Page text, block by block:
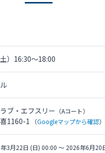
）16:30～18:00
ブ・エフスリー （Aコート）
1160-1 （Googleマップから確認）
年3月22日 (日) 00:00 〜 2026年6月20